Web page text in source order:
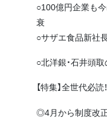
○100億円企業も
衰
○サザエ食品新社
○北洋銀・石井頭
【特集】全世代必
◎4月から制度改正